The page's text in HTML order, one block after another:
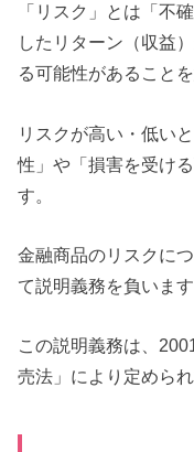
「リスク」とは「不
したリターン（収益
る可能性があること
リスクが高い・低い
性」や「損害を受け
す。
金融商品のリスクに
て説明義務を負います
この説明義務は、
売法」により定められ